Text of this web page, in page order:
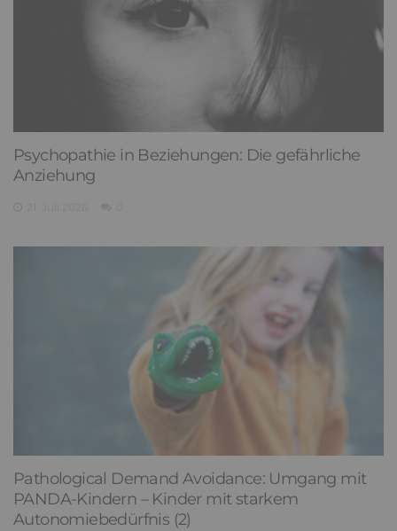
Psychopathie in Beziehungen: Die gefährliche
Anziehung
Pathological Demand Avoidance: Umgang mit
PANDA-Kindern – Kinder mit starkem
Autonomiebedürfnis (2)